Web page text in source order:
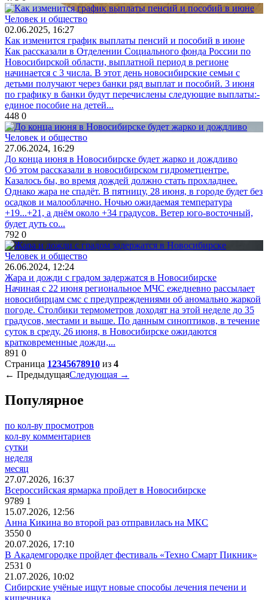
Человек и общество
02.06.2025, 16:27
Как изменится график выплаты пенсий и пособий в июне
Как рассказали в Отделении Социального фонда России по
Новосибирской области, выплатной период в регионе
начинается с 3 числа. В этот день новосибирские семьи с
детьми получают через банки ряд выплат и пособий. 3 июня
по графику в банки будут перечислены следующие выплаты:-
единое пособие на детей...
448 0
Человек и общество
27.06.2024, 16:29
До конца июня в Новосибирске будет жарко и дождливо
Об этом рассказали в новосибирском гидрометцентре.
Казалось бы, во время дождей должно стать прохладнее.
Однако жара не спадёт. В пятницу, 28 июня, в городе будет без
осадков и малооблачно. Ночью ожидаемая температура
+19...+21, а днём около +34 градусов. Ветер юго-восточный,
будет дуть со...
792 0
Человек и общество
26.06.2024, 12:24
Жара и дожди с градом задержатся в Новосибирске
Начиная с 22 июня региональное МЧС ежедневно рассылает
новосибирцам смс с предупреждениями об аномально жаркой
погоде. Столбики термометров доходят на этой неделе до 35
градусов, местами и выше. По данным синоптиков, в течение
суток в среду, 26 июня, в Новосибирске ожидаются
кратковременные дожди,...
891 0
Страница 12345678910 из 4
← ПредыдущаяСледующая →
Популярное
по кол-ву просмотров
кол-ву комментариев
сутки
неделя
месяц
27.07.2026, 16:37
Всероссийская ярмарка пройдет в Новосибирске
9789 1
15.07.2026, 12:56
Анна Кикина во второй раз отправилась на МКС
3550 0
20.07.2026, 17:10
В Академгородке пройдет фестиваль «Техно Смарт Пикник»
2531 0
21.07.2026, 10:02
Сибирские учёные ищут новые способы лечения печени и
кишечника